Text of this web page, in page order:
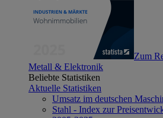
Zum
Metall & Elektronik
Beliebte Statistiken
Aktuelle Statistiken
Umsatz im deutschen
Stahl - Index zur